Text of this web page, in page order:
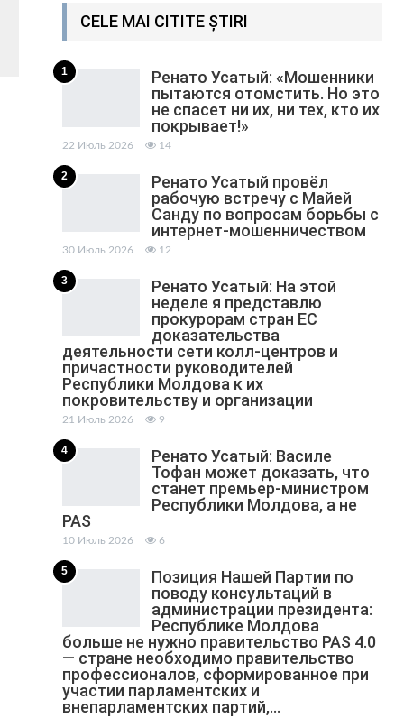
CELE MAI CITITE ȘTIRI
1
Ренато Усатый: «Мошенники
пытаются отомстить. Но это
не спасет ни их, ни тех, кто их
покрывает!»
22 Июль 2026 14
2
Ренато Усатый провёл
рабочую встречу с Майей
Санду по вопросам борьбы с
интернет-мошенничеством
30 Июль 2026 12
3
Ренато Усатый: На этой
неделе я представлю
прокурорам стран ЕС
доказательства
деятельности сети колл-центров и
причастности руководителей
Республики Молдова к их
покровительству и организации
21 Июль 2026 9
4
Ренато Усатый: Василе
Тофан может доказать, что
станет премьер-министром
Республики Молдова, а не
PAS
10 Июль 2026 6
5
Позиция Нашей Партии по
поводу консультаций в
администрации президента:
Республике Молдова
больше не нужно правительство PAS 4.0
— стране необходимо правительство
профессионалов, сформированное при
участии парламентских и
внепарламентских партий,…